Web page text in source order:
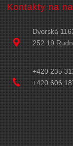
Kontakty na
Dvorská
252 19
+420 235
+420 606